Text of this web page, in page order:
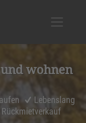
wohnen
Lebenslang
Rückmietverkauf